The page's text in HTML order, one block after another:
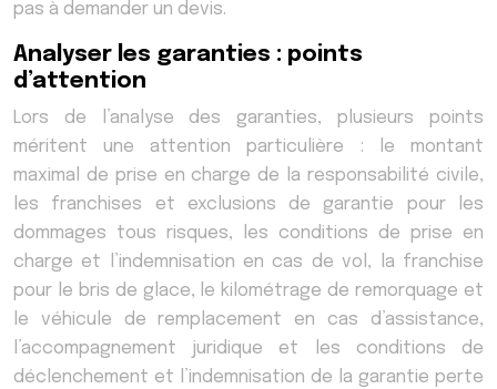
pas à demander un devis.
Analyser les garanties : points
d’attention
Lors de l’analyse des garanties, plusieurs points
méritent une attention particulière : le montant
maximal de prise en charge de la responsabilité civile,
les franchises et exclusions de garantie pour les
dommages tous risques, les conditions de prise en
charge et l’indemnisation en cas de vol, la franchise
pour le bris de glace, le kilométrage de remorquage et
le véhicule de remplacement en cas d’assistance,
l’accompagnement juridique et les conditions de
déclenchement et l’indemnisation de la garantie perte